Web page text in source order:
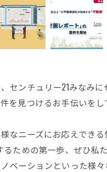
センチュリー21みなみ
を見つけるお手伝いを
なニーズにお応えでき
ための第一歩、ぜひ私
ベーションといった様